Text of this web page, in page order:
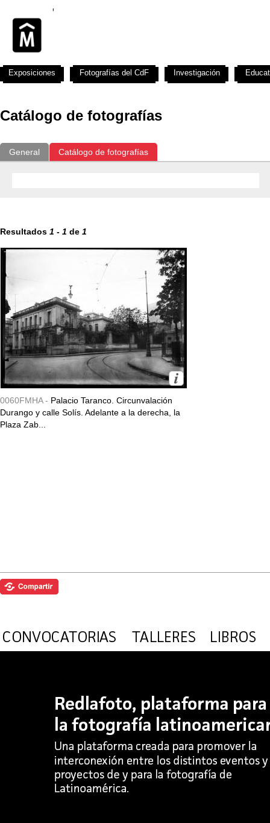
Catálogo de fotografías
General Catálogo de fotografías
Resultados 1 - 1 de 1
0060FMHA - Palacio Taranco. Circunvalación
Durango y calle Solís. Adelante a la derecha, la
Plaza Zab...
Exposiciones Fotografías del CdF Investigación